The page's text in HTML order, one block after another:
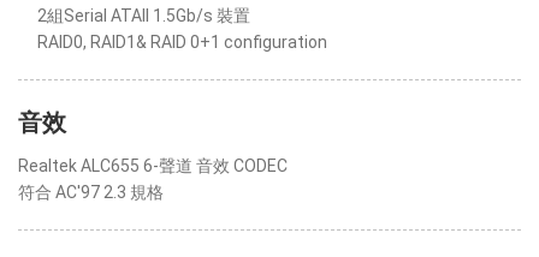
2組Serial ATAII 1.5Gb/s 裝置
RAID0, RAID1& RAID 0+1 configuration
音效
Realtek ALC655 6-聲道 音效 CODEC
符合 AC'97 2.3 規格